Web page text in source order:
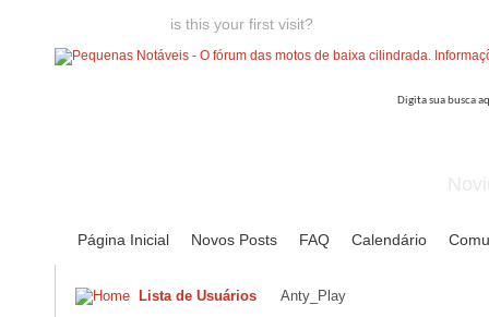
is this your first visit?
Página Inicial Novos Posts FAQ Calendário
Lista de Usuários Anty_Play